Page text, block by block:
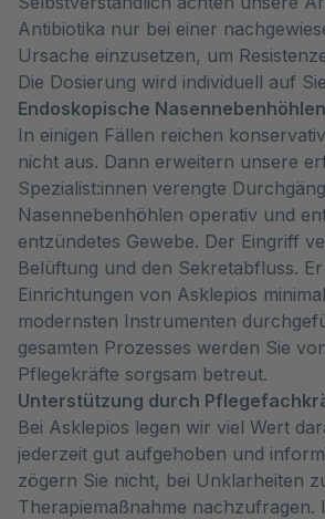
Antibiotika nur bei einer
Ursache einzusetzen, um
Die Dosierung wird individuell auf
Endoskopische
In einigen Fällen reichen
nicht aus. Dann erweitern unsere
Spezialist:innen verengte
Nasennebenhöhlen operativ und
entzündetes Gewebe. Der Eingriff
Belüftung und den Sekretabfluss.
Einrichtungen von Asklepios
modernsten Instrumenten
gesamten Prozesses werden Sie
Pflegekräfte sorgsam betreut.
Unterstützung durch
Bei Asklepios legen wir viel Wert
jederzeit gut aufgehoben und
zögern Sie nicht, bei Unklarheiten
Therapiemaßnahme nachzufragen.